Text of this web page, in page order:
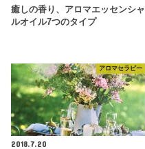
癒しの香り、アロマエッセンシャ
ルオイル7つのタイプ
アロマセラピー
2018.7.20